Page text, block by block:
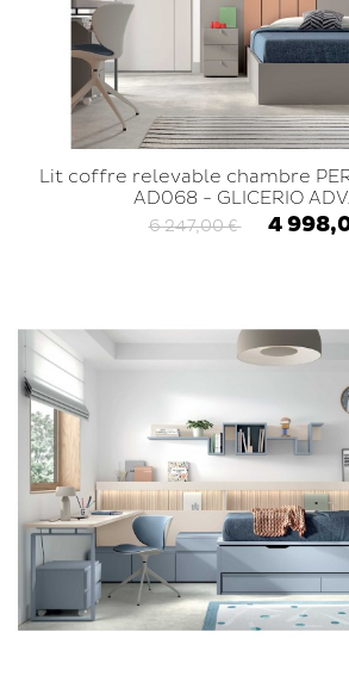
Lit coffre relevable chambre
AD068 - GLICERIO
6 247,00 € 4